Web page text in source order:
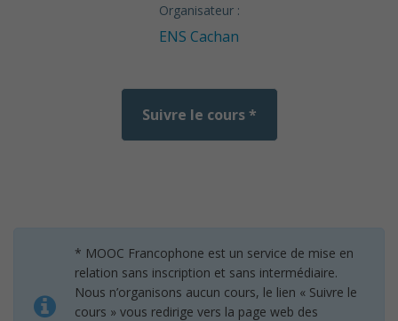
Organisateur :
ENS Cachan
Suivre le cours *
* MOOC Francophone est un service de mise en
relation sans inscription et sans intermédiaire.
Nous n’organisons aucun cours, le lien « Suivre le
cours » vous redirige vers la page web des